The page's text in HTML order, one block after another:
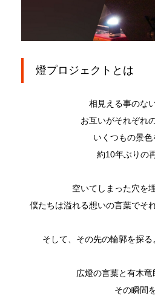
燈プロジェクトとは
相見える事のな
お互いがそれぞれ
いくつもの景色
約10年ぶりの
空いてしまった穴を
僕たちは溢れる想いの言葉でそ
そして、その先の輪郭を探る
広燈の言葉と有木
その瞬間